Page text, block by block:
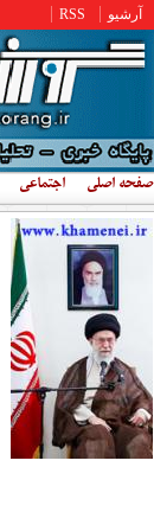
آرشیو RSS
صفحه اصلی اجتماعی